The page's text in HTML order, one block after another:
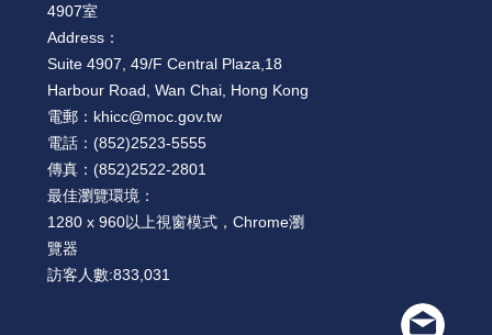
4907室
Address：
Suite 4907, 49/F Central Plaza,18
Harbour Road, Wan Chai, Hong Kong
電郵： khicc@moc.gov.tw
電話： (852)2523-5555
傳真： (852)2522-2801
最佳瀏覽環境：
1280 x 960以上視窗模式，Chrome瀏
覽器
訪客人數:833,031